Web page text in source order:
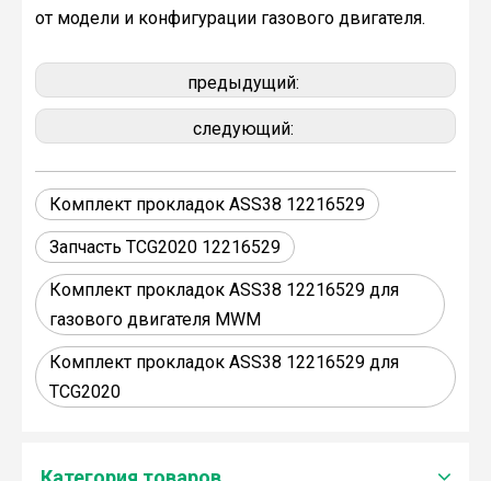
от модели и конфигурации газового двигателя.
предыдущий:
следующий:
Комплект прокладок ASS38 12216529
Запчасть TCG2020 12216529
Комплект прокладок ASS38 12216529 для
газового двигателя MWM
Комплект прокладок ASS38 12216529 для
TCG2020